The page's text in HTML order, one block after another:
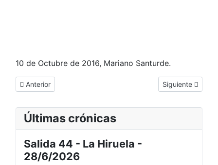
10 de Octubre de 2016, Mariano Santurde.
Artículo anterior: Comienzo de temporada AD Pedales Getafe
Anterior Artículo
Siguiente
Últimas crónicas
Salida 44 - La Hiruela -
28/6/2026